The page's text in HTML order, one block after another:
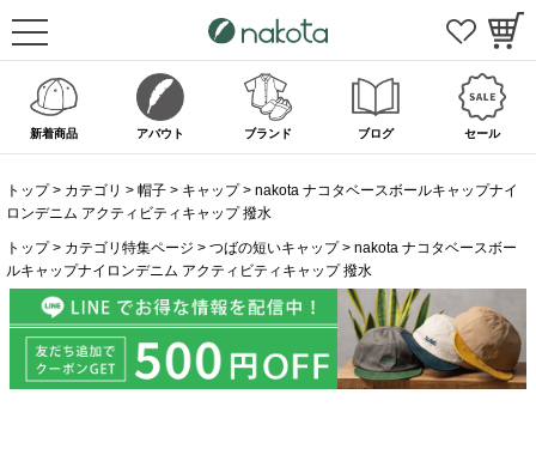
新着商品 アバウト ブランド ブログ セール
トップ カテゴリ 帽子 キャップ
nakota ナコタベースボールキャップナイ
ロンデニム アクティビティキャップ 撥水
トップ カテゴリ特集ページ つばの短いキャップ
nakota ナコタベースボー
ルキャップナイロンデニム アクティビティキャップ 撥水